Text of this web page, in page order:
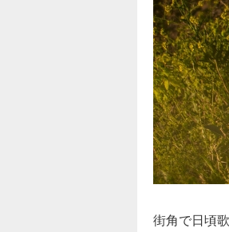
街角で日頃